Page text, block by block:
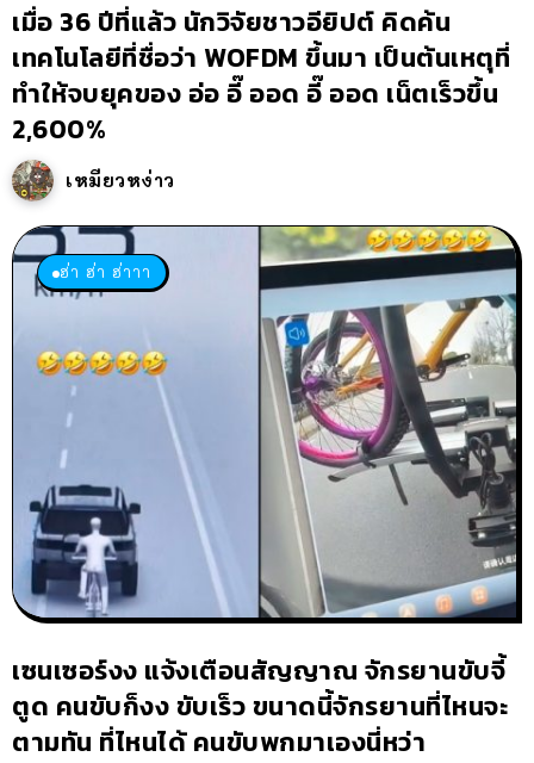
เมื่อ 36 ปีที่แล้ว นักวิจัยชาวอียิปต์ คิดค้น
เทคโนโลยีที่ชื่อว่า WOFDM ขึ้นมา เป็นต้นเหตุที่
ทำให้จบยุคของ อ่อ อี๊ ออด อี๊ ออด เน็ตเร็วขึ้น
2,600%
เหมียวหง่าว
ฮ่า ฮ่า ฮ่าาา
เซนเซอร์งง แจ้งเตือนสัญญาณ จักรยานขับจี้
ตูด คนขับก็งง ขับเร็ว ขนาดนี้จักรยานที่ไหนจะ
ตามทัน ที่ไหนได้ คนขับพกมาเองนี่หว่า